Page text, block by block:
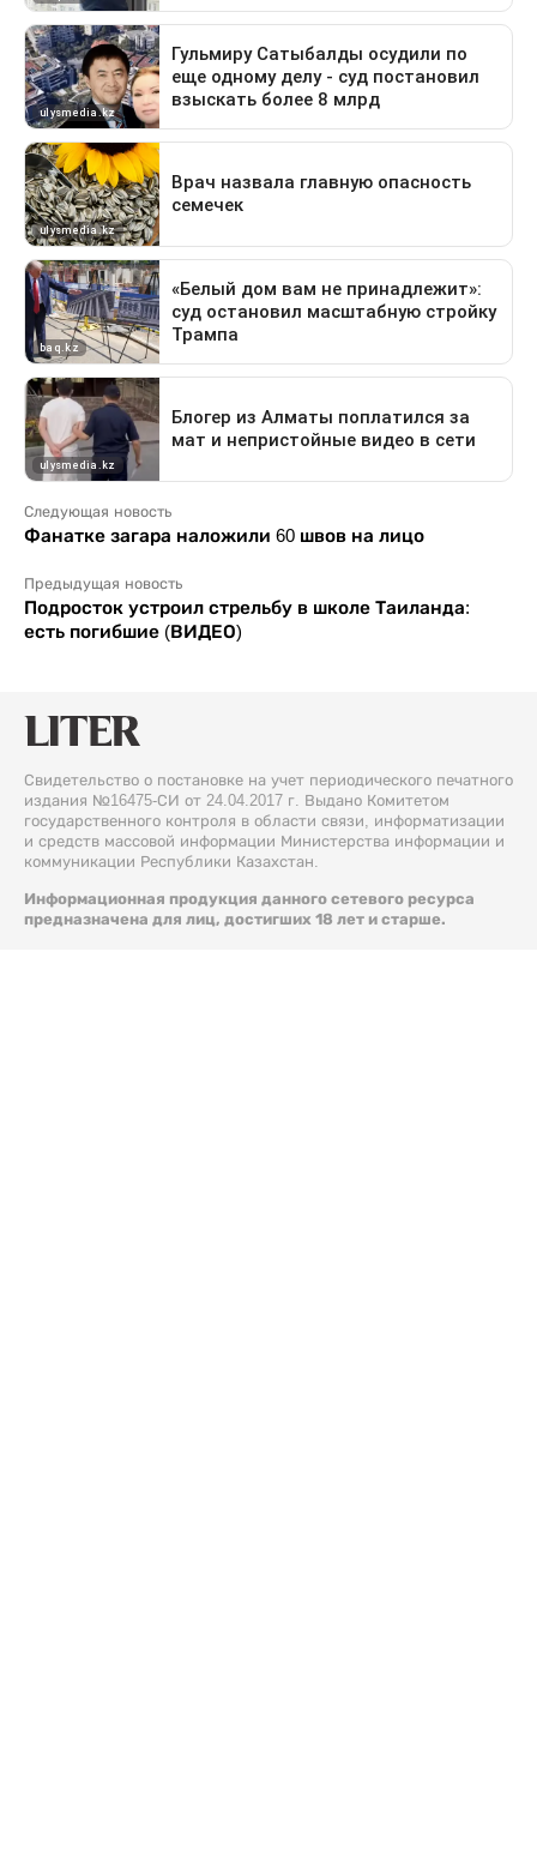
Следующая новость
Фанатке загара наложили 60 швов на лицо
Предыдущая новость
Подросток устроил стрельбу в школе Таиланда:
есть погибшие (ВИДЕО)
Свидетельство о постановке на учет периодического печатного
издания №16475-СИ от 24.04.2017 г. Выдано Комитетом
государственного контроля в области связи, информатизации
и средств массовой информации Министерства информации и
коммуникации Республики Казахстан.
Информационная продукция данного сетевого ресурса
предназначена для лиц, достигших 18 лет и старше.